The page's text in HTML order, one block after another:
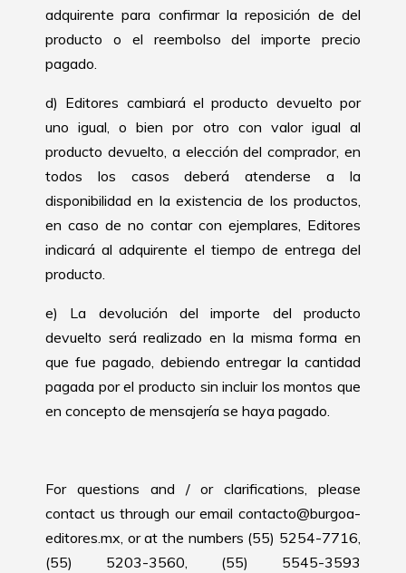
adquirente para confirmar la reposición de del
producto o el reembolso del importe precio
pagado.
d) Editores cambiará el producto devuelto por
uno igual, o bien por otro con valor igual al
producto devuelto, a elección del comprador, en
todos los casos deberá atenderse a la
disponibilidad en la existencia de los productos,
en caso de no contar con ejemplares, Editores
indicará al adquirente el tiempo de entrega del
producto.
e) La devolución del importe del producto
devuelto será realizado en la misma forma en
que fue pagado, debiendo entregar la cantidad
pagada por el producto sin incluir los montos que
en concepto de mensajería se haya pagado.
For questions and / or clarifications, please
contact us through our email contacto@burgoa-
editores.mx, or at the numbers (55) 5254-7716,
(55) 5203-3560, (55) 5545-3593